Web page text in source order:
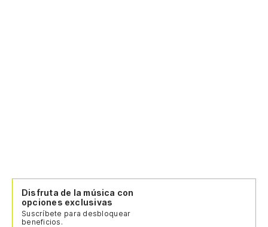
Disfruta de la música con
opciones exclusivas
Suscríbete para desbloquear
beneficios.